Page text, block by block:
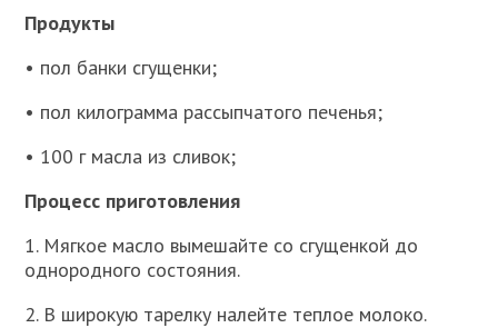
Продукты
• пол банки сгущенки;
• пол килограмма рассыпчатого печенья;
• 100 г масла из сливок;
Процесс приготовления
1. Мягкое масло вымешайте со сгущенкой до
однородного состояния.
2. В широкую тарелку налейте теплое молоко.